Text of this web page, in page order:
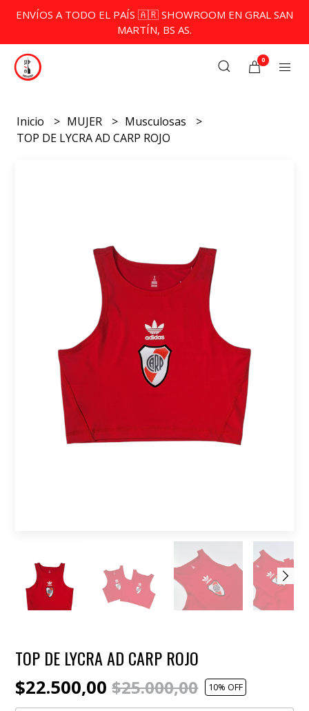
ENVÍOS A TODO EL PAÍS 🇦🇷 SHOWROOM EN GRAL SAN
MARTÍN, BS AS.
0
Inicio MUJER
Musculosas
TOP DE LYCRA AD CARP ROJO
TOP DE LYCRA AD CARP ROJO
$22.500,00$25.000,00 10% OFF